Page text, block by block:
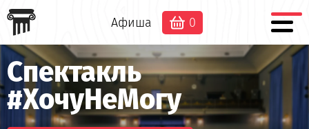
Афиша 0
Спектакль
#ХочуНеМогу